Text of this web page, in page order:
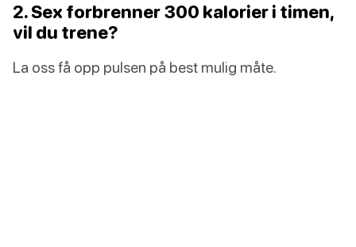
2. Sex forbrenner 300 kalorier i timen,
vil du trene?
La oss få opp pulsen på best mulig måte.